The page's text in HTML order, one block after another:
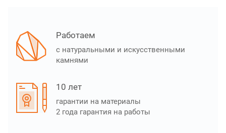
Работаем
с натуральными и искусственными
камнями
10 лет
гарантии на материалы
2 года гарантия на работы